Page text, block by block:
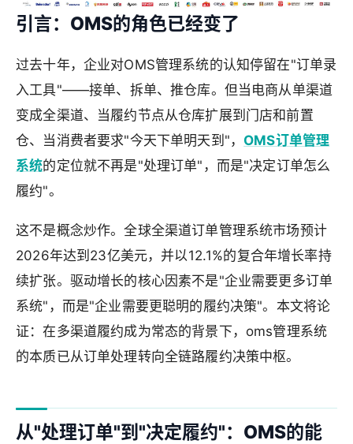
引言：OMS的角色已经变了
过去十年，企业对OMS管理系统的认知停留在"订单录
入工具"——接单、拆单、推仓库。但当电商从单渠道
变成全渠道、当履约节点从仓库扩展到门店和前置
仓、当消费者要求"今天下单明天到"，OMS订单管理
系统的定位就不再是"处理订单"，而是"决定订单怎么
履约"。
这不是概念炒作。全球全渠道订单管理系统市场预计
2026年达到23亿美元，并以12.1%的复合年增长率持
续扩张。驱动增长的核心因素不是"企业需要更多订单
系统"，而是"企业需要更聪明的履约决策"。本文将论
证：在多渠道履约成为常态的背景下，oms管理系统
的本质已从订单处理转向全链路履约决策中枢。
从"处理订单"到"决定履约"：OMS的能